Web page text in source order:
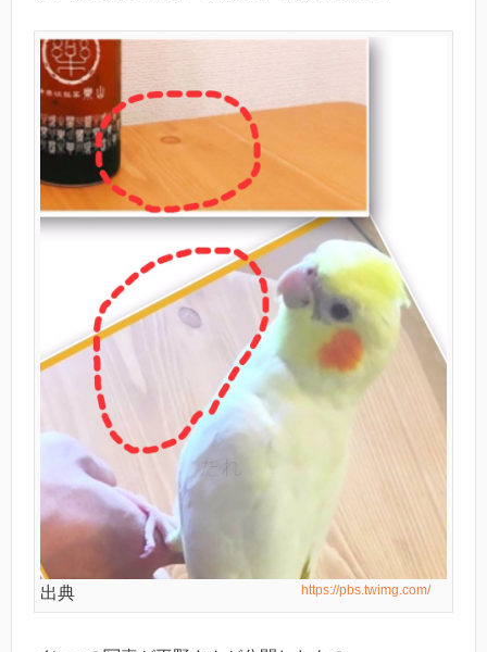
出典 https://pbs.twimg.com/